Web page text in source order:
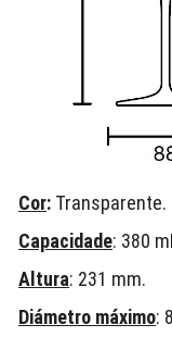
Cor: Transparente.
Capacidade: 380
Altura: 231 mm.
Diámetro máximo: